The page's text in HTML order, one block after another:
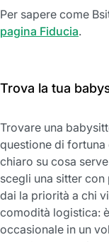
Per sapere come
pagina Fiducia.
Trova la tua
Trovare una
questione di fortuna
chiaro su cosa
scegli una sitter
dai la priorità a chi
comodità logistica:
occasionale in un